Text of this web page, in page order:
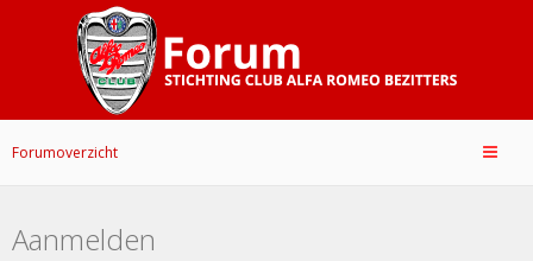
Forumoverzicht
Aanmelden